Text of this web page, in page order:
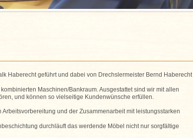
Haberecht geführt und dabei von Drechslermeister Bernd Haberecht
Maschinen/Bankraum. Ausgestattet sind wir mit allen
und können so vielseitige Kundenwünsche erfüllen.
und der Zusammenarbeit mit leistungsstarken
durchläuft das werdende Möbel nicht nur sorgfältige